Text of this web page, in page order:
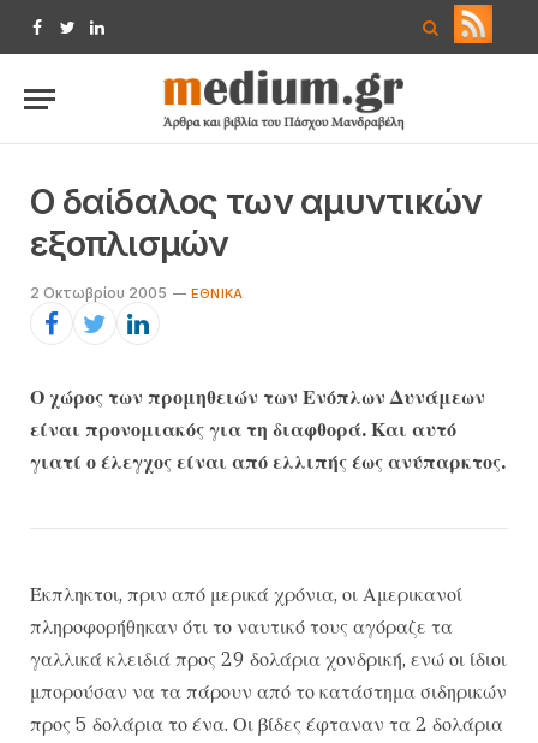
Facebook
TwitterLinkedIn
Ο δαίδαλος των αμυντικών
εξοπλισμών
2 Οκτωβρίου 2005 ΕΘΝΙΚΆ
Ο χώρος των προμηθειών των Ενόπλων Δυνάμεων
είναι προνομιακός για τη διαφθορά. Και αυτό
γιατί ο έλεγχος είναι από ελλιπής έως ανύπαρκτος.
Έκπληκτοι, πριν από μερικά χρόνια, οι Αμερικανοί
πληροφορήθηκαν ότι το ναυτικό τους αγόραζε τα
γαλλικά κλειδιά προς 29 δολάρια χονδρική, ενώ οι ίδιοι
μπορούσαν να τα πάρουν από το κατάστημα σιδηρικών
προς 5 δολάρια το ένα. Οι βίδες έφταναν τα 2 δολάρια